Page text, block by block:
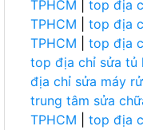
TPHCM
top địa
TPHCM
top địa
TPHCM
top địa
top địa chỉ sửa tủ
địa chỉ sửa máy
trung tâm sửa
TPHCM
top địa